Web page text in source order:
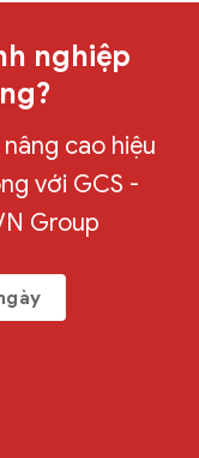
nghiệp
cao hiệu
với GCS -
Group